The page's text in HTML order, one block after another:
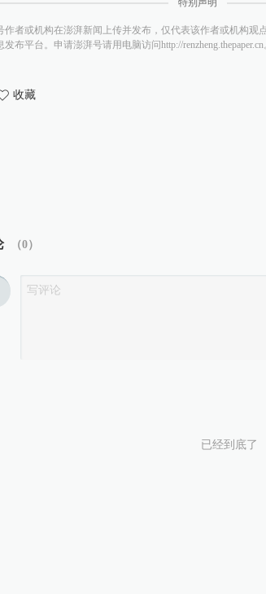
特别声明
作者或机构在澎湃新闻上传并发布，仅代表该作者或机构观
布平台。申请澎湃号请用电脑访问http://renzheng.thepaper.cn
收藏
（0）
已经到底了